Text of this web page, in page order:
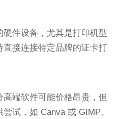
件设备，尤其是打印机型
接连接特定品牌的证卡打
端软件可能价格昂贵，但
试，如 Canva 或 GIMP。